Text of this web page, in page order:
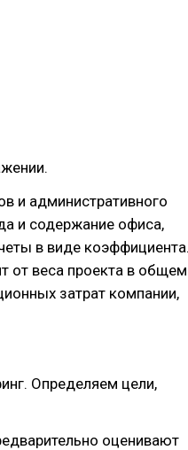
и административного
и содержание офиса,
в виде
от веса проекта в общем
затрат компании,
Определяем цели,
оценивают